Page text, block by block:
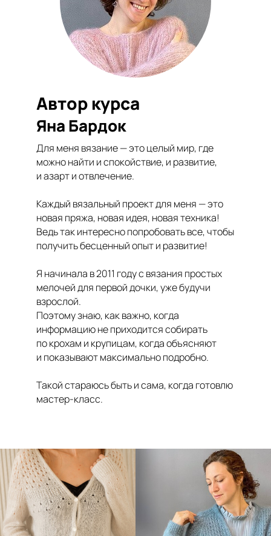
Автор курса
Яна Бардок
Для меня вязание — это целый мир, где
можно найти и спокойствие, и развитие,
и азарт и отвлечение.
Каждый вязальный проект для меня — это
новая пряжа, новая идея, новая техника!
Ведь так интересно попробовать все, чтобы
получить бесценный опыт и развитие!
Я начинала в 2011 году с вязания простых
мелочей для первой дочки, уже будучи
взрослой.
Поэтому знаю, как важно, когда
информацию не приходится собирать
по крохам и крупицам, когда объясняют
и показывают максимально подробно.
Такой стараюсь быть и сама, когда готовлю
мастер-класс.